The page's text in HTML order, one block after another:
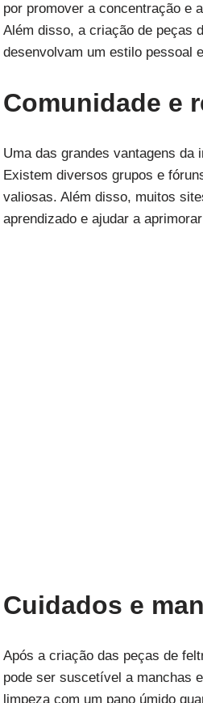
por promover a concentração e
Além disso, a criação de peças
desenvolvam um estilo pessoal
Comunidade e
Uma das grandes vantagens da
Existem diversos grupos e
valiosas. Além disso, muitos
aprendizado e ajudar a
Cuidados e
Após a criação das peças de
pode ser suscetível a manchas
limpeza com um pano úmido